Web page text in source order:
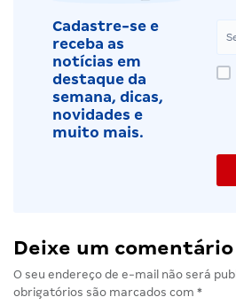
Cadastre-se e
receba as
notícias em
destaque da
semana, dicas,
novidades e
muito mais.
Deixe um comentário
O seu endereço de e-mail não será
obrigatórios são marcados com *